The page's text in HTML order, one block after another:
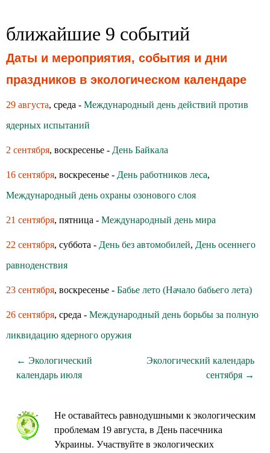
ближайшие 9 событий
Даты и мероприятия, события и дни
праздников в экологическом календаре
29 августа, среда - Международный день действий против
ядерных испытаний
2 сентября, воскресенье - День Байкала
16 сентября, воскресенье - День работников леса,
Международный день охраны озонового слоя
21 сентября, пятница - Международный день мира
22 сентября, суббота - День без автомобилей, День осеннего
равноденствия
23 сентября, воскресенье - Бабье лето (Начало бабьего лета)
26 сентября, среда - Международный день борьбы за полную
ликвидацию ядерного оружия
← Экологический
календарь июля
Экологический календарь
сентября →
Не оставайтесь равнодушными к экологическим
проблемам 19 августа, в День пасечника
Украины. Участвуйте в экологических